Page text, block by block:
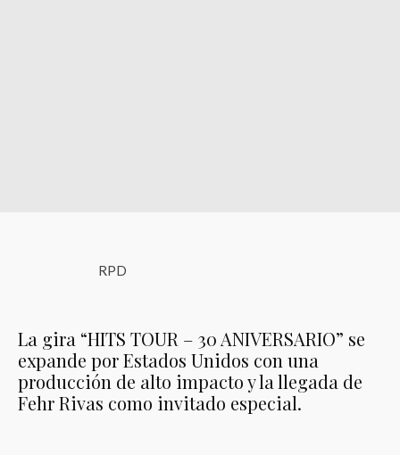
RPD
La gira “HITS TOUR – 30 ANIVERSARIO” se
expande por Estados Unidos con una
producción de alto impacto y la llegada de
Fehr Rivas como invitado especial.